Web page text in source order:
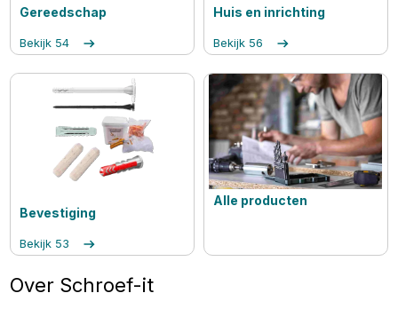
Gereedschap
Bekijk 54
Huis en inrichting
Bekijk 56
Bevestiging
Bekijk 53
Alle producten
Over Schroef-it